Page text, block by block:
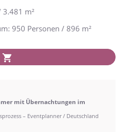
3.481 m²
950 Personen / 896 m²
mit Übernachtungen im
– Eventplanner / Deutschland